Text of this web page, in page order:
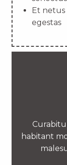
Et netus
egestas
habitant